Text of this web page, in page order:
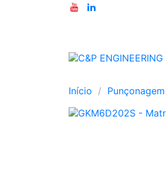
Início Punçonagem